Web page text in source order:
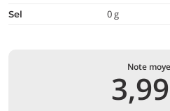
Sel 0 g
Note
3,99